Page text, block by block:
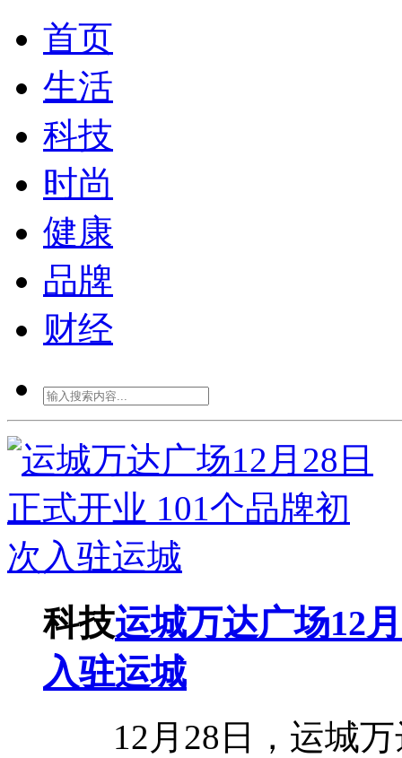
首页
生活
科技
时尚
健康
品牌
财经
科技运城万达广场12
入驻运城
12月28日，运城万